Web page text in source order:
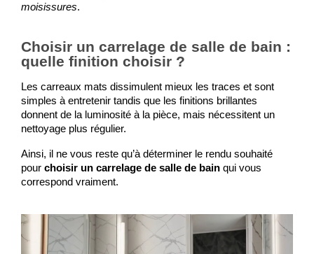
moisissures.
Choisir un carrelage de salle de bain :
quelle finition choisir ?
Les carreaux mats dissimulent mieux les traces et sont
simples à entretenir tandis que les finitions brillantes
donnent de la luminosité à la pièce, mais nécessitent un
nettoyage plus régulier.
Ainsi, il ne vous reste qu’à déterminer le rendu souhaité
pour choisir un carrelage de salle de bain qui vous
correspond vraiment.